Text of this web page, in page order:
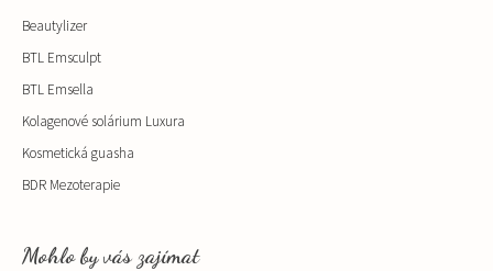
Beautylizer
BTL Emsculpt
BTL Emsella
Kolagenové solárium Luxura
Kosmetická guasha
BDR Mezoterapie
Mohlo by vás zajímat